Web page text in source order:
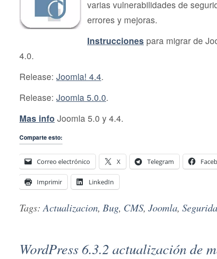
varias vulnerabilidades de
errores y mejoras.
Instrucciones para migrar de
4.0.
Release: Joomla! 4.4.
Release: Joomla 5.0.0.
Mas info Joomla 5.0 y 4.4.
Comparte esto:
Correo electrónico X Telegram
Imprimir LinkedIn
Tags:Actualizacion, Bug, CMS, Joomla,
WordPress 6.3.2 actualización de